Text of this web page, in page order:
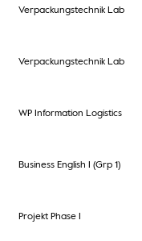
Verpackungstechnik Lab
Verpackungstechnik Lab
WP Information Logistics
Business English I (Grp 1)
Projekt Phase I